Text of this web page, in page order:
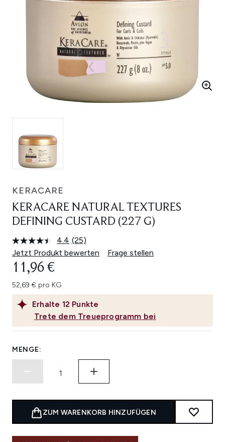
KERACARE
KERACARE NATURAL TEXTURES
DEFINING CUSTARD (227 G)
4.4 25
Bewertungen
Seite.
(25)
Jetzt Produkt bewerten
Frage stellen
Erhalte 12 Punkte
Trete dem Treueprogramm bei
11,96 €
52,69 € pro KG
MENGE:
ZUM WARENKORB HINZUFÜGEN